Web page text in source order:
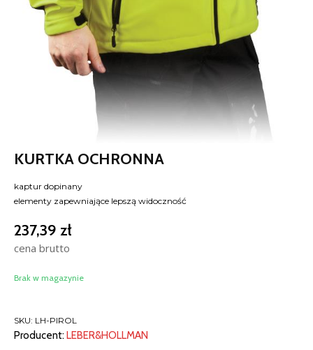
KURTKA OCHRONNA
kaptur dopinany
elementy zapewniające lepszą widoczność
237,39 zł
cena brutto
Brak w magazynie
SKU: LH-PIROL
Producent:LEBER&HOLLMAN